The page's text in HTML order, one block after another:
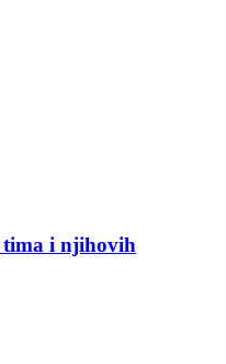
tima i njihovih